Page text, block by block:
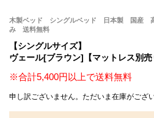
備考
・この商品は組み立て
・ベッドフレームのみ
・配送日指定OK！
※北海道・沖縄・離島
が発生する場合がござ
る場合があります。
木製ベッド シングルベッド 日本製 国産
み 送料無料
【シングルサイズ】
ヴェール[ブラウン]【マットレス別売
※合計5,400円以上で送料無料
申し訳ございません。ただいま在庫がござ